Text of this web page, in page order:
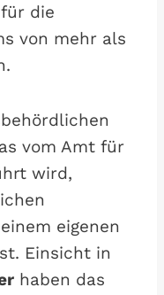
die
von mehr als
vom Amt für
wird,
eigenen
Einsicht in
haben das